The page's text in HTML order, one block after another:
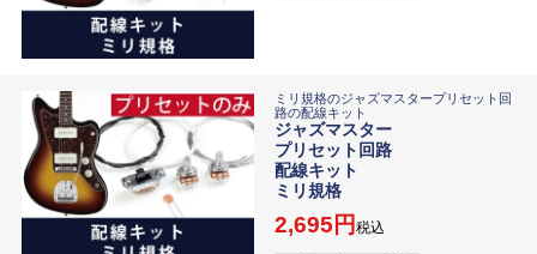
ミリ規格のジャズマスタープリセット回
路の配線キット
ジャズマスター
プリセット回路
配線キット
ミリ規格
2,695 税込